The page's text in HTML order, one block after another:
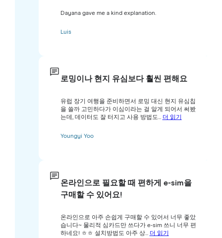
Dayana gave me a kind explanation.
Luis
로밍이나 현지 유심보다 훨씬 편해요
유럽 장기 여행을 준비하면서 로밍 대신 현지 유심칩
을 쓸까 고민하다가 이심이라는 걸 알게 되어서 써봤
는데, 데이터도 잘 터지고 사용 방법도... 더 읽기
Youngyi Yoo
온라인으로 필요할 때 편하게 e-sim을
구매할 수 있어요!
온라인으로 아주 손쉽게 구매할 수 있어서 너무 좋았
습니다~ 물리적 심카드만 쓰다가 e-sim 쓰니 너무 편
하네요! ㅎㅎ 설치방법도 아주 상... 더 읽기